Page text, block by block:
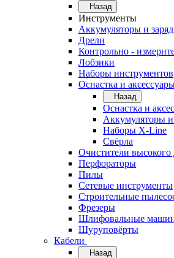
Назад
Инструменты
Аккумуляторы и
Дрели
Контрольно -
Лобзики
Наборы инструментов
Оснастка и
Назад
Оснастка и
Аккумуляторы и
Наборы X-Line
Свёрла
Очистители высокого
Перфораторы
Пилы
Сетевые инструменты
Строительные
Фрезеры
Шлифовальные
Шуруповёрты
Кабели
Назад